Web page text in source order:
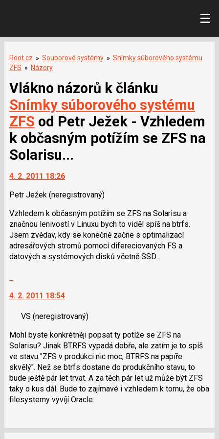
Root.cz » Souborové systémy » Snímky súborového systému
ZFS » Názory
Vlákno názorů k článku
Snímky súborového systému
ZFS od Petr Ježek - Vzhledem
k občasným potížím se ZFS na
Solarisu...
4. 2. 2011 18:26
Petr Ježek (neregistrovaný)
Vzhledem k občasným potížím se ZFS na Solarisu a
značnou lenivostí v Linuxu bych to viděl spíš na btrfs.
Jsem zvědav, kdy se konečně začne s optimalizací
adresářových stromů pomocí difereciovaných FS a
datových a systémových disků včetně SSD...
další
názor.
navigaci
lze
použít
i
klávesy
N
pro
a
4. 2. 2011 18:54
VS (neregistrovaný)
Mohl byste konkrétněji popsat ty potíže se ZFS na
Solarisu? Jinak BTRFS vypadá dobře, ale zatím je to spíš
ve stavu "ZFS v produkci nic moc, BTRFS na papíře
skvělý". Než se btrfs dostane do produkčního stavu, to
bude ještě pár let trvat. A za těch pár let už může být ZFS
taky o kus dál. Bude to zajímavé i vzhledem k tomu, že oba
filesystemy vyvíjí Oracle.